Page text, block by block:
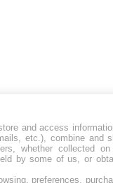
and access
etc.), combine and
whether collected
by some of us, or
preferences,